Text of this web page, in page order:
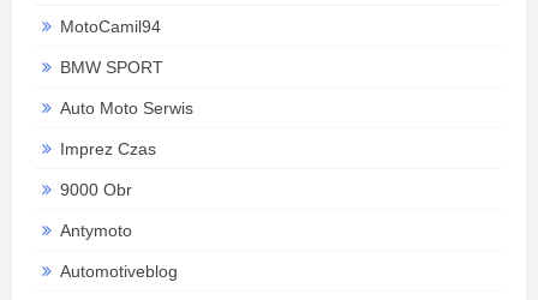
MotoCamil94
BMW SPORT
Auto Moto Serwis
Imprez Czas
9000 Obr
Antymoto
Automotiveblog